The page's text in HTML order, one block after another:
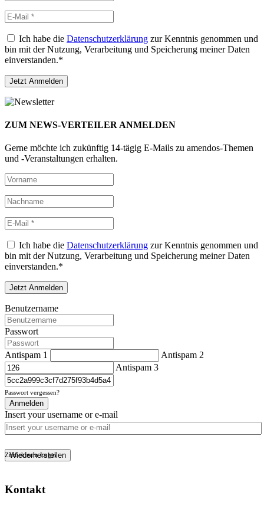
Ich habe die Datenschutzerklärung zur Kenntnis genommen und
bin mit der Nutzung, Verarbeitung und Speicherung meiner Daten
einverstanden.*
ZUM NEWS-VERTEILER ANMELDEN
Gerne möchte ich zukünftig 14-tägig E-Mails zu amendos-Themen
und -Veranstaltungen erhalten.
Ich habe die Datenschutzerklärung zur Kenntnis genommen und
bin mit der Nutzung, Verarbeitung und Speicherung meiner Daten
einverstanden.*
Benutzername
Passwort
Antispam 1
Antispam 2
Antispam 3
Passwort vergessen?
Anmelden
Insert your username or e-mail
Zurück zum Login
Wiederherstellen
Kontakt